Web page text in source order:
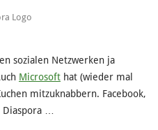
Logo
sozialen Netzwerken ja
Microsoft hat (wieder mal
mitzuknabbern. Facebook,
…